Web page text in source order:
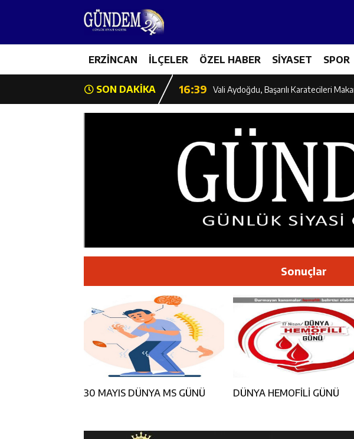
ERZİNCAN İLÇELER ÖZEL HABER SİYASET SPOR
SON DAKİKA
16:40 Mustafa Sarıgül’den “Parti Değiştirdi”
16:39 Vali Aydoğdu, Başarılı Karatecileri
11:42 Erzincan’da Kadına Yönelik Şiddetle
11:41 Hafızlık Sadece Ezber Değil, Kur’an’ın
HSK Başkanvekili Fuzuli Aydoğdu’dan
Kavakyoluspor’dan PGL Başvurusu:
11:36 Kemah Belediyesi’nden Cirgişin
11:35 Mercan’da Patates Üreticileriyle
16:40 Mustafa Sarıgül’den “Parti Değiştirdi”
Sonuçlar
30 MAYIS DÜNYA MS GÜNÜ DÜNYA HEMOFİLİ GÜNÜ